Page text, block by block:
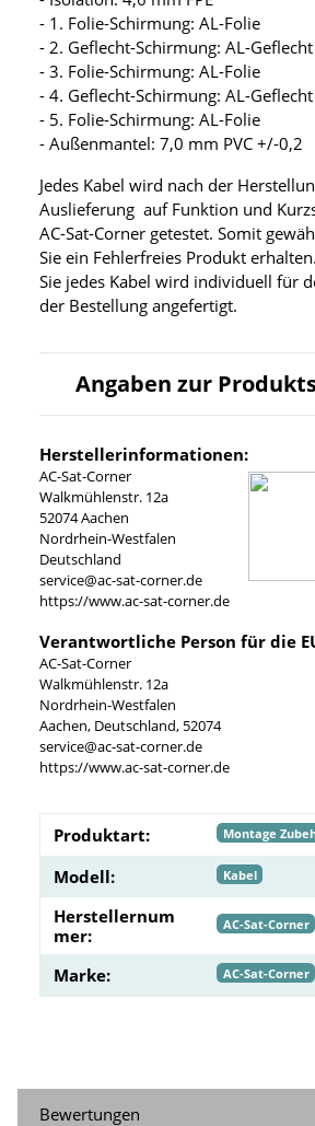
- 1. Folie-Schirmung: AL-Folie
- 2. Geflecht-Schirmung: AL-Geflecht
- 3. Folie-Schirmung: AL-Folie
- 4. Geflecht-Schirmung: AL-Geflecht
- 5. Folie-Schirmung: AL-Folie
- Außenmantel: 7,0 mm PVC +/-0,2
Jedes Kabel wird nach der
Auslieferung auf Funktion und
AC-Sat-Corner getestet. Somit
Sie ein Fehlerfreies Produkt
Sie jedes Kabel wird individuell für
der Bestellung angefertigt.
Angaben zur
Herstellerinformationen:
AC-Sat-Corner
Walkmühlenstr. 12a
52074 Aachen
Nordrhein-Westfalen
Deutschland
service@ac-sat-corner.de
https://www.ac-sat-corner.de
Verantwortliche Person für die
AC-Sat-Corner
Walkmühlenstr. 12a
Nordrhein-Westfalen
Aachen, Deutschland, 52074
service@ac-sat-corner.de
https://www.ac-sat-corner.de
Produktart: Montage
Modell: Kabel
Herstellernum
mer:
AC-Sat-Corner
Marke: AC-Sat-Corner
Bewertungen